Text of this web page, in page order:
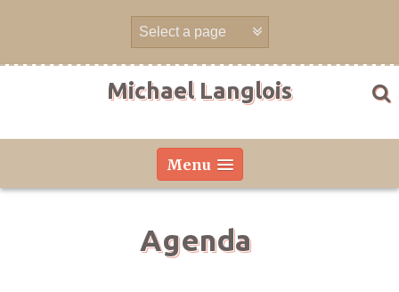
Michael Langlois
Menu
Agenda